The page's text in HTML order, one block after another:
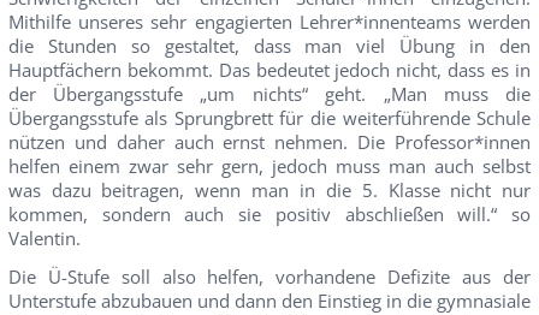
Mithilfe unseres sehr engagierten Lehrer*innenteams werden
die Stunden so gestaltet, dass man viel Übung in den
Hauptfächern bekommt. Das bedeutet jedoch nicht, dass es in
der Übergangsstufe „um nichts“ geht. „Man muss die
Übergangsstufe als Sprungbrett für die weiterführende Schule
nützen und daher auch ernst nehmen. Die Professor*innen
helfen einem zwar sehr gern, jedoch muss man auch selbst
was dazu beitragen, wenn man in die 5. Klasse nicht nur
kommen, sondern auch sie positiv abschließen will.“ so
Valentin.
Die Ü-Stufe soll also helfen, vorhandene Defizite aus der
Unterstufe abzubauen und dann den Einstieg in die gymnasiale